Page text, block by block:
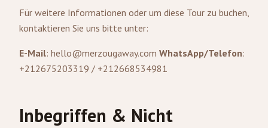
Für weitere Informationen oder um diese Tour zu buchen,
kontaktieren Sie uns bitte unter:
E-Mail: hello@merzougaway.com WhatsApp/Telefon:
+212675203319 / +212668534981
Inbegriffen & Nicht